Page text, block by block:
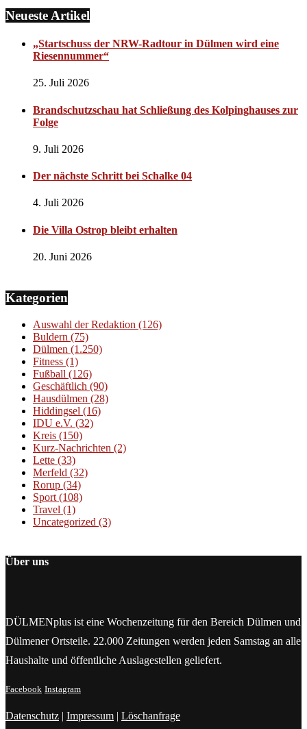
Neueste Artikel
„Startschuss der NRW-Radtour in Dülmen wird eine
Riesennummer“
25. Juli 2026
Brandschutzschau hat Schließung des Kolpinghauses zur
Folge
9. Juli 2026
Der nächste Schritt bei Schalke 04
4. Juli 2026
Die Villa Ostrop bleibt erhalten
20. Juni 2026
Kategorien
Auswahl der Redaktion (126)
Buldern (75)
Dülmen (1.250)
Fitness (1)
Fußball (126)
Geschäftlich (90)
Hausdülmen (28)
Hiddingsel (16)
IDU e.V. (32)
Kreis (150)
Kurz-Nachrichten (2)
Lette (33)
Merfeld (32)
Rorup (34)
Sport (108)
Travel (1)
Uncategorized (3)
Über uns
DÜLMENplus ist eine Wochenzeitung für den Bereich Dülmen und
Dülmener Ortsteile. 22.000 Zeitungen werden jeden Samstag an alle
Haushalte und öffentliche Auslagestellen geliefert.
Facebook Instagram
Datenschutz | Impressum | Löschanfrage